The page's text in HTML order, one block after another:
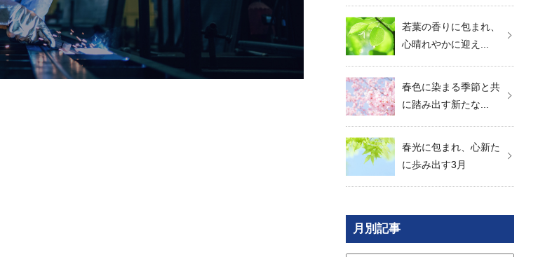
若葉の香りに包まれ、
心晴れやかに迎え...
春色に染まる季節と共
に踏み出す新たな...
春光に包まれ、心新た
に歩み出す3月
月別記事